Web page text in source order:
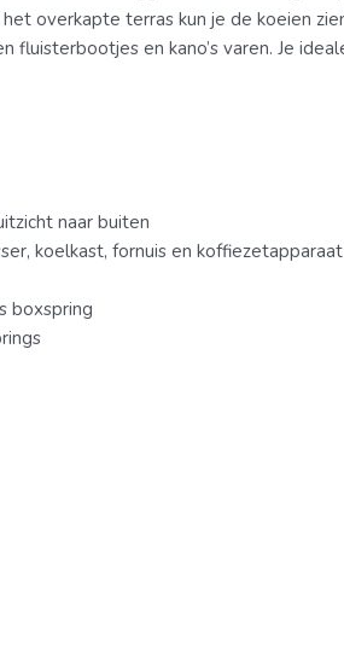
overkapte terras kun je de koeien
fluisterbootjes en kano’s varen. Je
naar buiten
koelkast, fornuis en koffiezetapparaat
boxspring